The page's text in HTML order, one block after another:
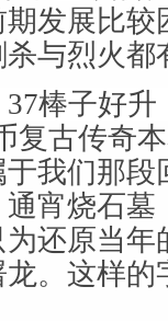
发展比较
与烈火都
棒子好
复古传奇
我们那段
宵烧石墓
还原当年
。这样的